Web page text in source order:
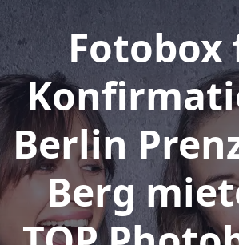
Fotobox
Berlin
Berg